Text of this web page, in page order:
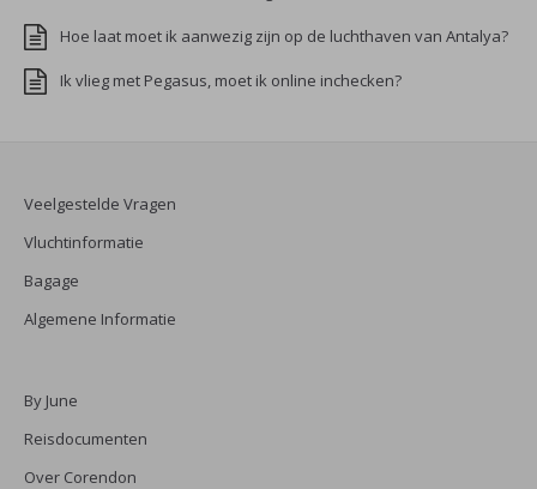
Hoe laat moet ik aanwezig zijn op de luchthaven van Antalya?
Ik vlieg met Pegasus, moet ik online inchecken?
Veelgestelde Vragen
Vluchtinformatie
Bagage
Algemene Informatie
By June
Reisdocumenten
Over Corendon